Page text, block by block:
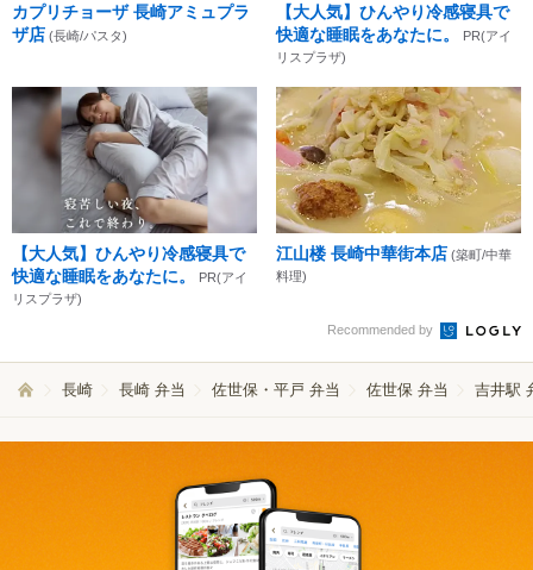
カプリチョーザ 長崎アミュプラ
ザ店 (長崎/パスタ)
【大人気】ひんやり冷感寝具で
快適な睡眠をあなたに。
PR(アイ
リスプラザ)
【大人気】ひんやり冷感寝具で
快適な睡眠をあなたに。
PR(アイ
リスプラザ)
江山楼 長崎中華街本店 (築町/中華
料理)
Recommended by
長崎 長崎 弁当 佐世保・平戸 弁当 佐世保 弁当 吉井駅